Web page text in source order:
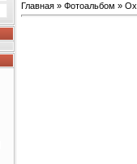
Главная » Фотоальбом »